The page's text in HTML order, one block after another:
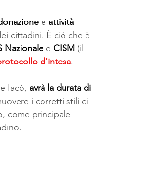
e attività
cittadini. È ciò che è
Nazionale e CISM (il
d’intesa.
Iacò, avrà la durata di
i corretti stili di
come principale